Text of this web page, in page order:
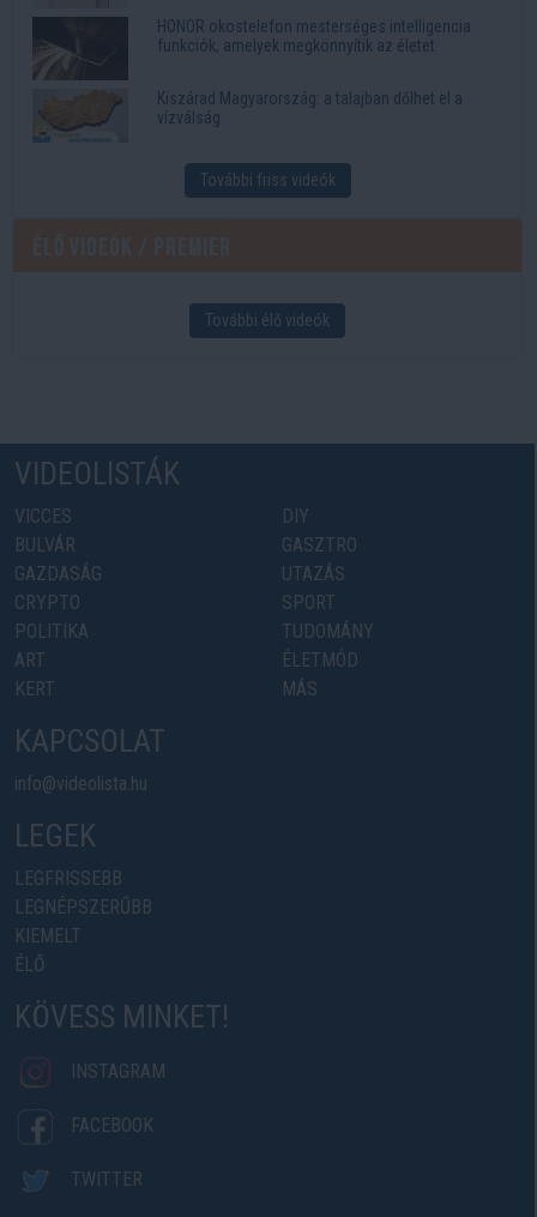
HONOR okostelefon mesterséges intelligencia
funkciók, amelyek megkönnyítik az életet
Kiszárad Magyarország: a talajban dőlhet el a
vízválság
További friss videók
További élő videók
VIDEOLISTÁK
VICCES
BULVÁR
GAZDASÁG
CRYPTO
POLITIKA
ART
KERT
DIY
GASZTRO
UTAZÁS
SPORT
TUDOMÁNY
ÉLETMÓD
MÁS
KAPCSOLAT
info@videolista.hu
LEGEK
LEGFRISSEBB
LEGNÉPSZERŰBB
KIEMELT
ÉLŐ
KÖVESS MINKET!
INSTAGRAM
FACEBOOK
TWITTER